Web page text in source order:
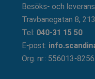
Besöks- och
Travbanegatan 8,
Tel: 040-31 15 50
E-post:
Org. nr.: 556013-8256